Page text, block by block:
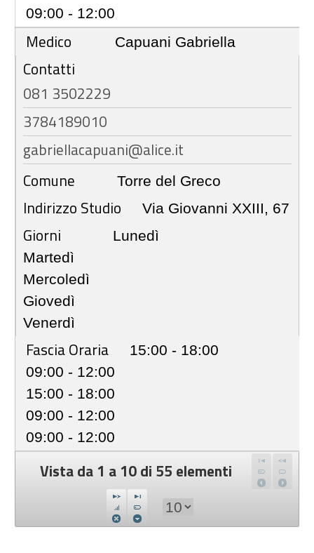
09:00 - 12:00
Medico Capuani Gabriella
Contatti
081 3502229
3784189010
gabriellacapuani@alice.it
Comune
Torre del Greco
Indirizzo Studio Via Giovanni XXIII, 67
Giorni
Lunedì
Martedì
Mercoledì
Giovedì
Venerdì
Fascia Oraria
15:00 - 18:00
09:00 - 12:00
15:00 - 18:00
09:00 - 12:00
09:00 - 12:00
Vista da 1 a 10 di 55 elementi